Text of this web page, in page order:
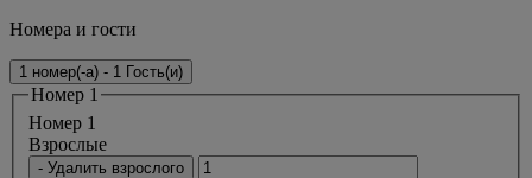
Номера и гости
1 номер(-а) - 1 Гость(и)
Номер 1
Номер 1
Bзрослые
- Удалить взрослого